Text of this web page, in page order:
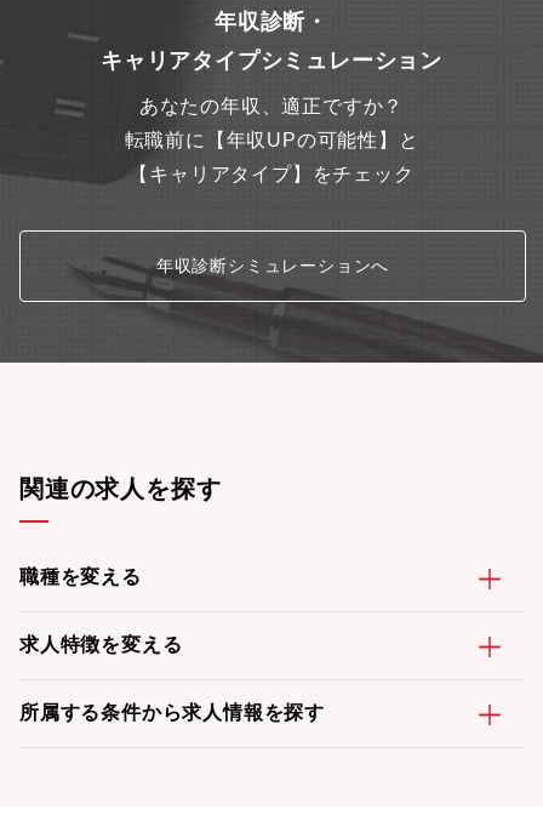
年収診断・
キャリアタイプシミュレーション
あなたの年収、適正ですか？
転職前に【年収UPの可能性】と
【キャリアタイプ】をチェック
年収診断シミュレーションへ
関連の求人を探す
職種を変える
求人特徴を変える
所属する条件から求人情報を探す